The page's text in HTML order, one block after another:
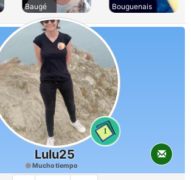
Baugé
Bouguenais
1
Lulu25
Mucho tiempo